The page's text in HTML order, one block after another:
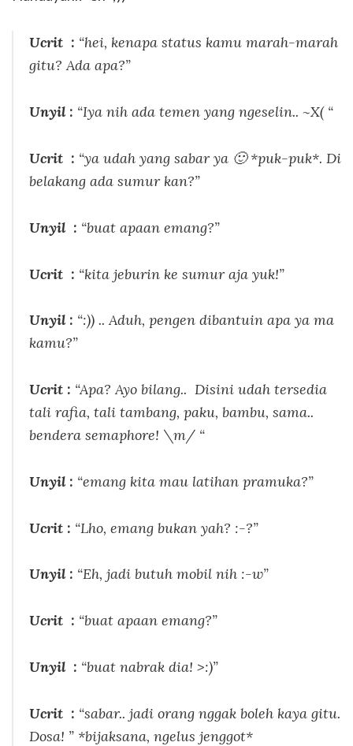
Ucrit : “hei, kenapa status kamu marah-marah
gitu? Ada apa?”
Unyil : “Iya nih ada temen yang ngeselin.. ~X( “
Ucrit : “ya udah yang sabar ya 🙂 *puk-puk*. Di
belakang ada sumur kan?”
Unyil : “buat apaan emang?”
Ucrit : “kita jeburin ke sumur aja yuk!”
Unyil : “:)) .. Aduh, pengen dibantuin apa ya ma
kamu?”
Ucrit : “Apa? Ayo bilang.. Disini udah tersedia
tali rafia, tali tambang, paku, bambu, sama..
bendera semaphore! \m/ “
Unyil : “emang kita mau latihan pramuka?”
Ucrit : “Lho, emang bukan yah? :-?”
Unyil : “Eh, jadi butuh mobil nih :-w”
Ucrit : “buat apaan emang?”
Unyil : “buat nabrak dia! >:)”
Ucrit : “sabar.. jadi orang nggak boleh kaya gitu.
Dosa! ” *bijaksana, ngelus jenggot*